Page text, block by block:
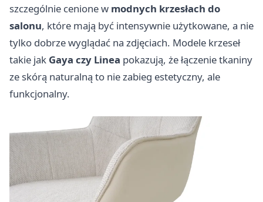
szczególnie cenione w modnych krzesłach do
salonu, które mają być intensywnie użytkowane, a nie
tylko dobrze wyglądać na zdjęciach. Modele krzeseł
takie jak Gaya czy Linea pokazują, że łączenie tkaniny
ze skórą naturalną to nie zabieg estetyczny, ale
funkcjonalny.